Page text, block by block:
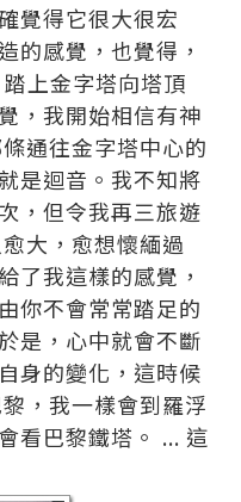
覺得它很大很宏
的感覺，也覺得，
上金字塔向塔頂
，我開始相信有神
通往金字塔中心的
是迴音。我不知將
，但令我再三旅遊
大，愈想懷緬過
了我這樣的感覺，
你不會常常踏足的
是，心中就會不斷
身的變化，這時候
，我一樣會到羅浮
看巴黎鐵塔。 ... 這